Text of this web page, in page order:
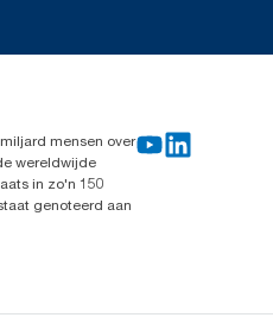
mensen over
wereldwijde
in zo'n 150
genoteerd aan